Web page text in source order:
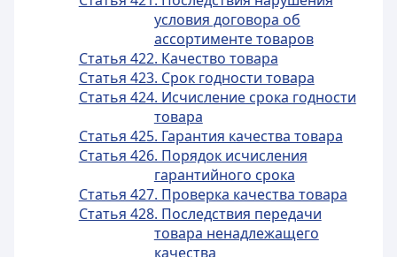
условия договора об
ассортименте товаров
Статья 422. Качество товара
Статья 423. Срок годности товара
Статья 424. Исчисление срока годности
товара
Статья 425. Гарантия качества товара
Статья 426. Порядок исчисления
гарантийного срока
Статья 427. Проверка качества товара
Статья 428. Последствия передачи
товара ненадлежащего
качества